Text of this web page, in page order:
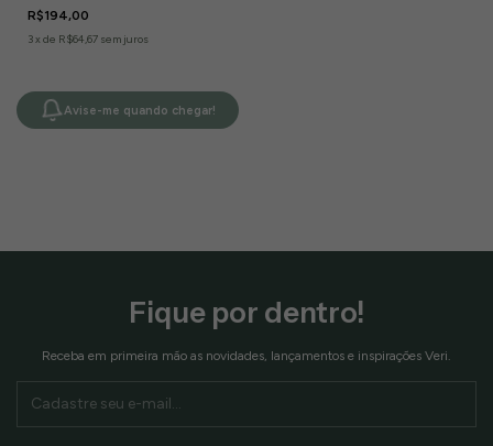
R$194,00
3x de R$64,67 sem juros
Avise-me quando chegar!
Fique por dentro!
Receba em primeira mão as novidades, lançamentos e inspirações Veri.